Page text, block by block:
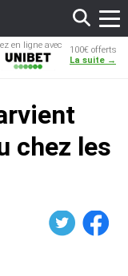
Kentavious
Caldwell-
en ligne avec
100€ offerts
La suite →
chez les
Facebook